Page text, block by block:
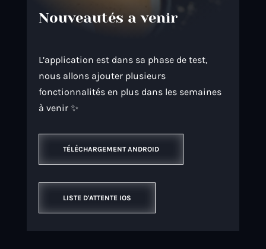
Nouveautés a venir
L’application est dans sa phase de test,
nous allons ajouter plusieurs
fonctionnalités en plus dans les semaines
à venir ✨
TÉLÉCHARGEMENT ANDROID
LISTE D'ATTENTE IOS